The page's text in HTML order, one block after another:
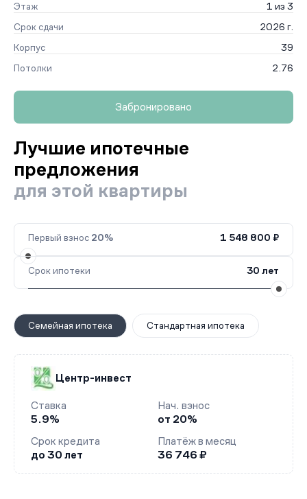
Этаж
1 из 3
Срок сдачи
2026 г.
Корпус
39
Потолки
2.76
Забронировано
Лучшие ипотечные
предложения
для этой квартиры
Первый взнос 20% 1 548 800 ₽
Срок ипотеки 30 лет
Семейная ипотека Стандартная ипотека
Центр-инвест
Ставка
5.9%
Нач. взнос
от 20%
Срок кредита
до 30 лет
Платёж в месяц
36 746 ₽